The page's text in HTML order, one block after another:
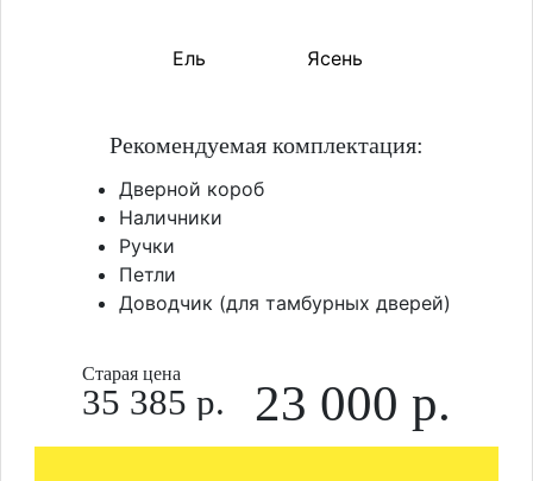
Ель Ясень
Рекомендуемая комплектация:
Дверной короб
Наличники
Ручки
Петли
Доводчик (для тамбурных дверей)
Старая цена
35 385 р. 23 000 р.